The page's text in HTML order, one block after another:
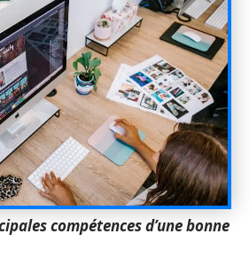
compétences d’une bonne